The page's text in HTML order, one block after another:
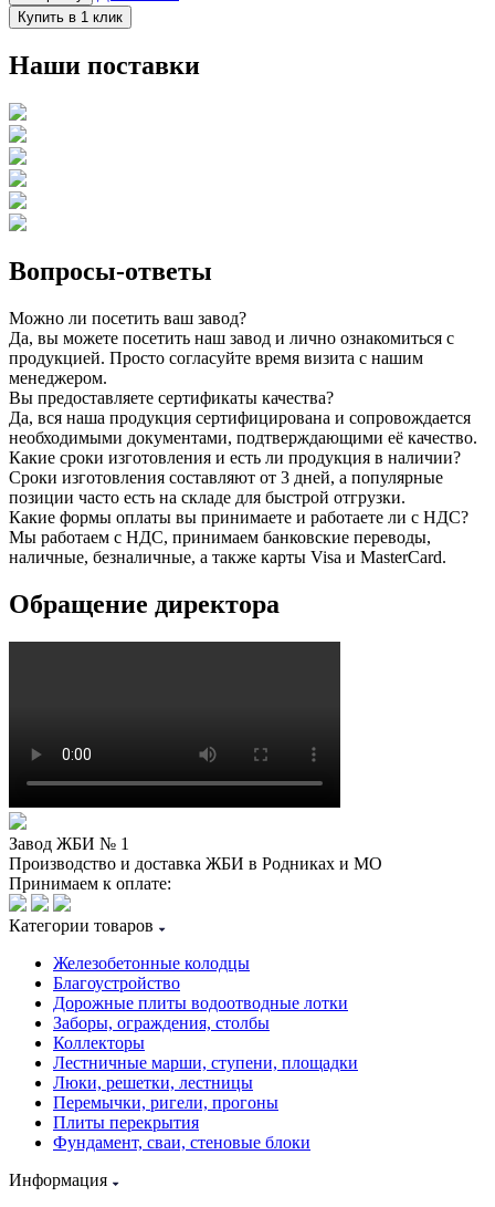
Купить в 1 клик
Наши поставки
Вопросы-ответы
Можно ли посетить ваш завод?
Да, вы можете посетить наш завод и лично ознакомиться с
продукцией. Просто согласуйте время визита с нашим
менеджером.
Вы предоставляете сертификаты качества?
Да, вся наша продукция сертифицирована и сопровождается
необходимыми документами, подтверждающими её качество.
Какие сроки изготовления и есть ли продукция в наличии?
Сроки изготовления составляют от 3 дней, а популярные
позиции часто есть на складе для быстрой отгрузки.
Какие формы оплаты вы принимаете и работаете ли с НДС?
Мы работаем с НДС, принимаем банковские переводы,
наличные, безналичные, а также карты Visa и MasterCard.
Обращение директора
Завод ЖБИ № 1
Производство и доставка ЖБИ в Родниках и МО
Принимаем к оплате:
Категории товаров
Железобетонные колодцы
Благоустройство
Дорожные плиты водоотводные лотки
Заборы, ограждения, столбы
Коллекторы
Лестничные марши, ступени, площадки
Люки, решетки, лестницы
Перемычки, ригели, прогоны
Плиты перекрытия
Фундамент, сваи, стеновые блоки
Информация